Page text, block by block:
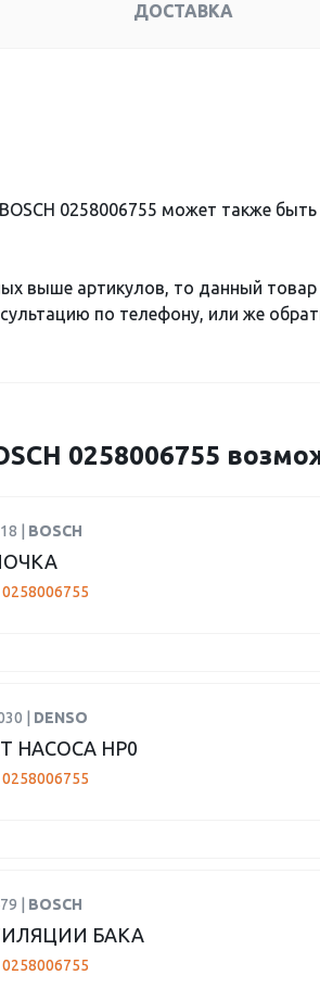
ДОСТАВКА
0258006755 может также
выше артикулов, то данный
по телефону, или же
0258006755
| BOSCH
0258006755
| DENSO
НАСОСА HP0
0258006755
| BOSCH
БАКА
0258006755